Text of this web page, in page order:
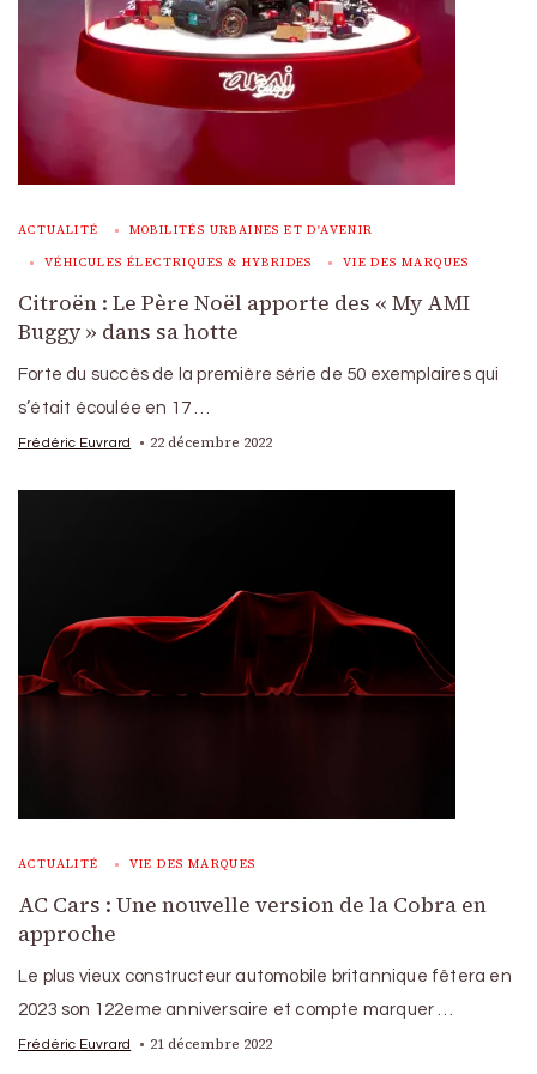
ACTUALITÉ MOBILITÉS URBAINES ET D'AVENIR
VÉHICULES ÉLECTRIQUES & HYBRIDES VIE DES MARQUES
Citroën : Le Père Noël apporte des « My AMI
Buggy » dans sa hotte
Forte du succès de la première série de 50 exemplaires qui
s’était écoulée en 17 …
Frédéric Euvrard 22 décembre 2022
ACTUALITÉ VIE DES MARQUES
AC Cars : Une nouvelle version de la Cobra en
approche
Le plus vieux constructeur automobile britannique fêtera en
2023 son 122eme anniversaire et compte marquer …
Frédéric Euvrard 21 décembre 2022